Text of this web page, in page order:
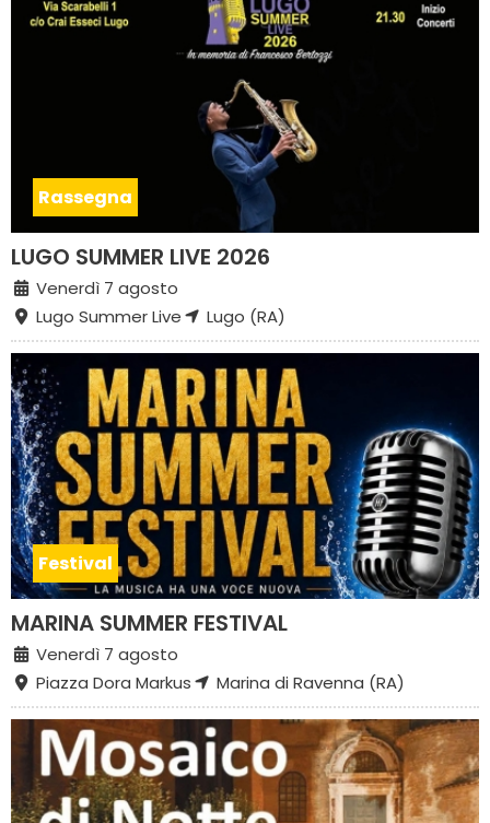
Rassegna
LUGO SUMMER LIVE 2026
Venerdì 7 agosto
Lugo Summer Live
Lugo (RA)
Festival
MARINA SUMMER FESTIVAL
Venerdì 7 agosto
Piazza Dora Markus
Marina di Ravenna (RA)